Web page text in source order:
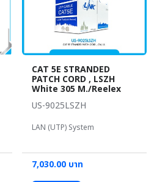
CAT 5E STRANDED
PATCH CORD , LSZH
White 305 M./Reelex
US-9025LSZH
LAN (UTP) System
7,030.00 บาท